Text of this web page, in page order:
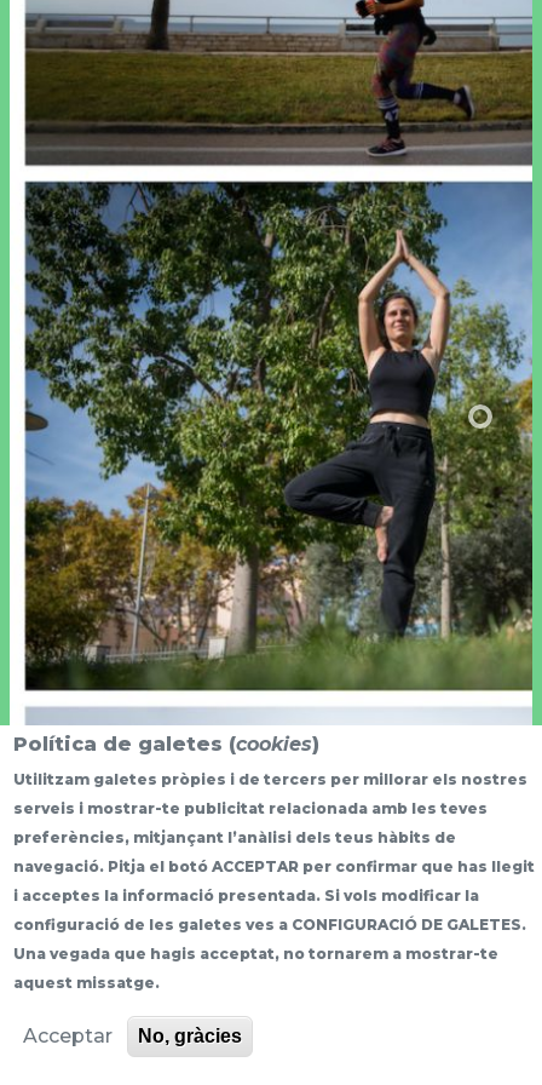
Política de galetes (cookies)
Utilitzam galetes pròpies i de tercers per millorar els nostres
serveis i mostrar-te publicitat relacionada amb les teves
preferències, mitjançant l’anàlisi dels teus hàbits de
navegació. Pitja el botó ACCEPTAR per confirmar que has llegit
i acceptes la informació presentada. Si vols modificar la
configuració de les galetes ves a CONFIGURACIÓ DE GALETES.
Una vegada que hagis acceptat, no tornarem a mostrar-te
aquest missatge.
Acceptar No, gràcies